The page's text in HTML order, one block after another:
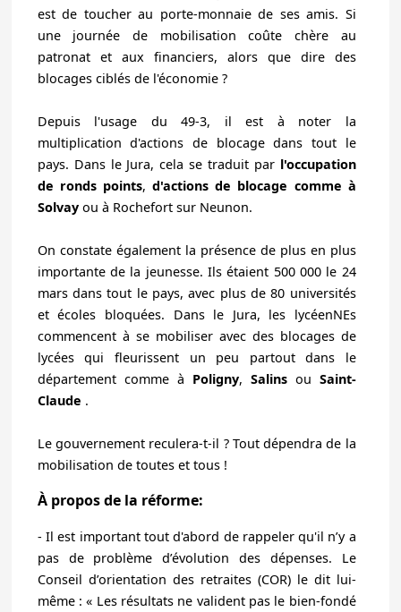
est de toucher au porte-monnaie de ses amis. Si
une journée de mobilisation coûte chère au
patronat et aux financiers, alors que dire des
blocages ciblés de l'économie ?
Depuis l'usage du 49-3, il est à noter la
multiplication d'actions de blocage dans tout le
pays. Dans le Jura, cela se traduit par l'occupation
de ronds points,d'actions de blocage comme à
Solvay ou à Rochefort sur Neunon.
On constate également la présence de plus en plus
importante de la jeunesse. Ils étaient 500 000 le 24
mars dans tout le pays, avec plus de 80 universités
et écoles bloquées. Dans le Jura, les lycéenNEs
commencent à se mobiliser avec des blocages de
lycées qui fleurissent un peu partout dans le
département comme à Poligny, Salinsou Saint-
Claude .
Le gouvernement reculera-t-il ? Tout dépendra de la
mobilisation de toutes et tous !
À propos de la réforme:
- Il est important tout d'abord de rappeler qu'il n’y a
pas de problème d’évolution des dépenses. Le
Conseil d’orientation des retraites (COR) le dit lui-
même : « Les résultats ne valident pas le bien-fondé